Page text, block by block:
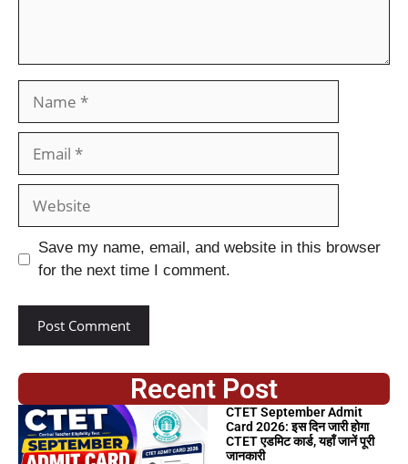
Save my name, email, and website in this browser
for the next time I comment.
Recent Post
CTET September Admit
Card 2026: इस दिन जारी होगा
CTET एडमिट कार्ड, यहाँ जानें पूरी
जानकारी